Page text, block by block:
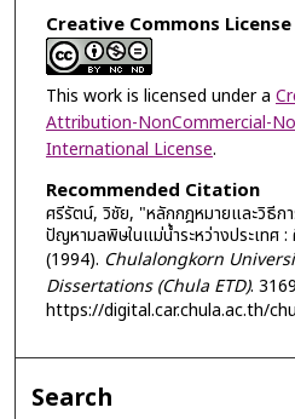
Creative Commons License
This work is licensed under a
Attribution-NonCommercial-
International License.
Recommended Citation
ศรีรัตน์, วิชัย, "หลักกฎหมายและวิธีก
ปัญหามลพิษในแม่น้ำระหว่างประเทศ
(1994). Chulalongkorn
Dissertations (Chula ETD).
https://digital.car.chula.ac.th/
Search